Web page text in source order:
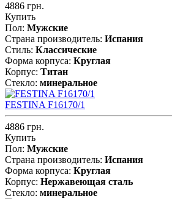
4886 грн.
Купить
Пол: Мужские
Страна производитель: Испания
Стиль: Классические
Форма корпуса: Круглая
Корпус: Титан
Стекло: минеральное
FESTINA F16170/1
4886 грн.
Купить
Пол: Мужские
Страна производитель: Испания
Форма корпуса: Круглая
Корпус: Нержавеющая cталь
Стекло: минеральное